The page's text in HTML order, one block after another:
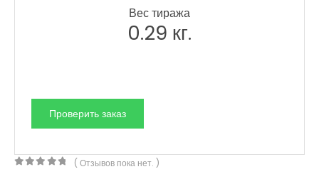
Вес тиража
0.29 кг.
( Отзывов пока нет. )